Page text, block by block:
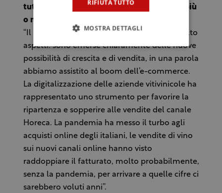
tutto sommato le vendite on line restano più
o meno quelle di sempre?
“Il 2020 è stato un anno spartiacque per molto
aspetti: sono emerse chiaramente delle nuove
possibilità di crescita e di vendita, in una parola
abbiamo assistito al boom dell’e-commerce.
La digitalizzazione delle aziende vitivinicole ha
rappresentato uno strumento per favorire la
ripartenza e sopperire alle vendite del canale
Horeca. La pandemia ha messo il turbo agli
acquisti online degli italiani, le vendite di vino
sui nuovi canali online hanno visto
raddoppiare il fatturato, molto probabilmente,
senza la pandemia, per arrivare a quelle cifre ci
sarebbero voluti anni”.
RIFIUTA TUTTO
MOSTRA DETTAGLI